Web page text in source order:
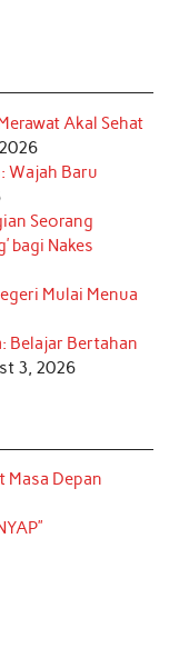
Akal Sehat
Wajah Baru
Seorang
bagi Nakes
Mulai Menua
Belajar Bertahan
3, 2026
Masa Depan